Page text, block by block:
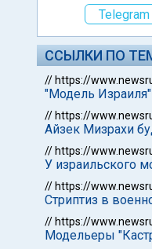
Telegram
ССЫЛКИ ПО
// https://
"Модель
// https://
Айзек Мизрахи
// https://
У израильского
// https://
Стриптиз в
// https://
Модельеры